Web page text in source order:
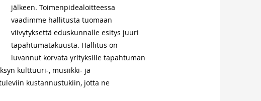
jälkeen. Toimenpidealoitteessa
vaadimme hallitusta tuomaan
viivytyksettä eduskunnalle esitys juuri
tapahtumatakuusta. Hallitus on
luvannut korvata yrityksille tapahtuman
kulttuuri-, musiikki- ja
kustannustukiin, jotta ne